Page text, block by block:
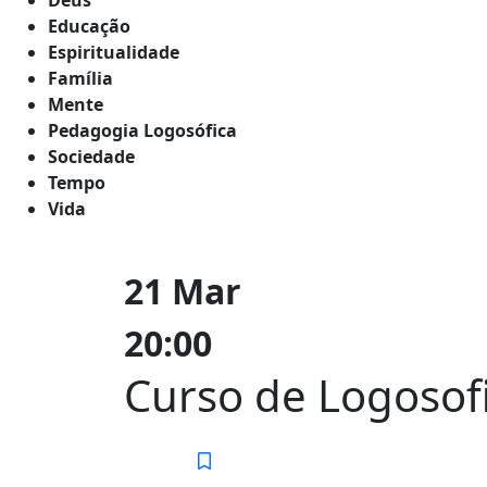
Educação
Espiritualidade
Família
Mente
Pedagogia Logosófica
Sociedade
Tempo
Vida
21 Mar
20:00
Curso de